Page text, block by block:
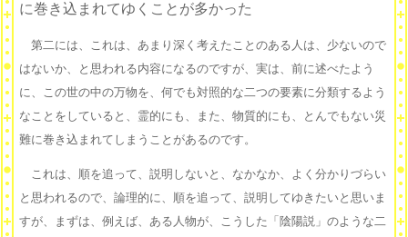
に巻き込まれてゆくことが多かった
第二には、これは、あまり深く考えたことのある人は、少ないので
はないか、と思われる内容になるのですが、実は、前に述べたよう
に、この世の中の万物を、何でも対照的な二つの要素に分類するよう
なことをしていると、霊的にも、また、物質的にも、とんでもない災
難に巻き込まれてしまうことがあるのです。
これは、順を追って、説明しないと、なかなか、よく分かりづらい
と思われるので、論理的に、順を追って、説明してゆきたいと思いま
すが、まずは、例えば、ある人物が、こうした「陰陽説」のような二